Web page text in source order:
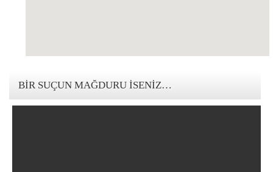
BIR SUÇUN MAĞDURU İSENIZ…